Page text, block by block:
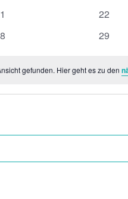
0
22
0
29
gefunden. Hier geht es zu den